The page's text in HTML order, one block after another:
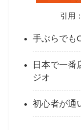
引用：
手ぶらでも
日本で一番
ジオ
初心者が通